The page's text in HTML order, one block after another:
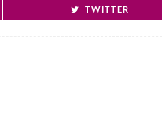
TWITTER